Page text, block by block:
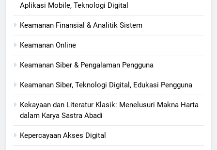
Aplikasi Mobile, Teknologi Digital
Keamanan Finansial & Analitik Sistem
Keamanan Online
Keamanan Siber & Pengalaman Pengguna
Keamanan Siber, Teknologi Digital, Edukasi Pengguna
Kekayaan dan Literatur Klasik: Menelusuri Makna Harta
dalam Karya Sastra Abadi
Kepercayaan Akses Digital